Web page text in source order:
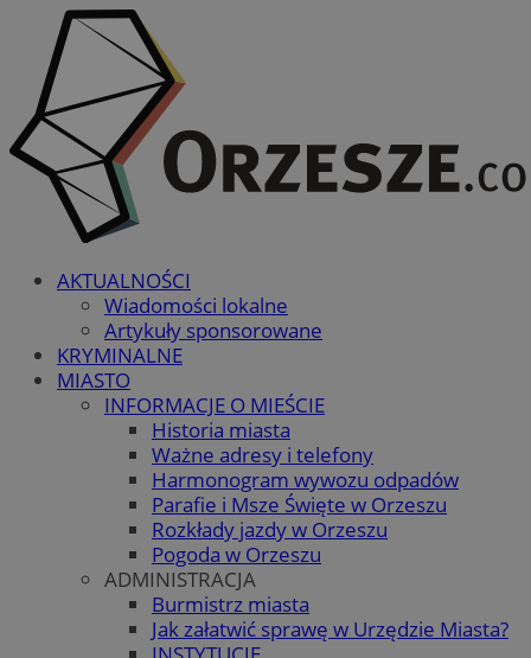
AKTUALNOŚCI
Wiadomości lokalne
Artykuły sponsorowane
KRYMINALNE
MIASTO
INFORMACJE O MIEŚCIE
Historia miasta
Ważne adresy i telefony
Harmonogram wywozu odpadów
Parafie i Msze Święte w Orzeszu
Rozkłady jazdy w Orzeszu
Pogoda w Orzeszu
ADMINISTRACJA
Burmistrz miasta
Jak załatwić sprawę w Urzędzie Miasta?